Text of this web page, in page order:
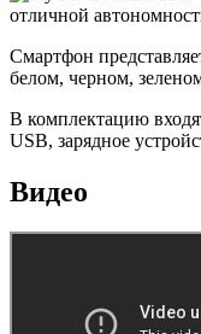
Смартфон
белом, черном,
В комплектацию
USB, зарядное
Видео